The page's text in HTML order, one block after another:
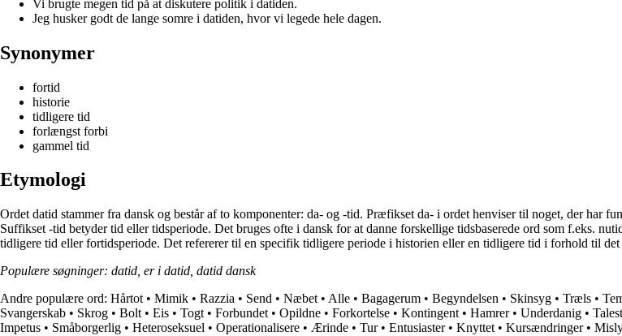
Vi brugte megen tid på at diskutere politik i datiden.
Jeg husker godt de lange somre i datiden, hvor vi legede hele dagen.
Synonymer
fortid
historie
tidligere tid
forlængst forbi
gammel tid
Etymologi
Ordet datid stammer fra dansk og består af to komponenter: da- og -tid. Præfikset da- i ordet henviser til noget, der har
Suffikset -tid betyder tid eller tidsperiode. Det bruges ofte i dansk for at danne forskellige tidsbaserede ord som f.eks.
tidligere tid eller fortidsperiode. Det refererer til en specifik tidligere periode i historien eller en tidligere tid i forhold til
Populære søgninger: datid, er i datid, datid dansk
Andre populære ord: Hårtot • Mimik • Razzia • Send • Næbet • Alle • Bagagerum • Begyndelsen • Skinsyg • Træls •
Svangerskab • Skrog • Bolt • Eis • Togt • Forbundet • Opildne • Forkortelse • Kontingent • Hamrer• Underdanig •
Impetus • Småborgerlig • Heteroseksuel • Operationalisere • Ærinde • Tur• Entusiaster• Knyttet • Kursændringer•